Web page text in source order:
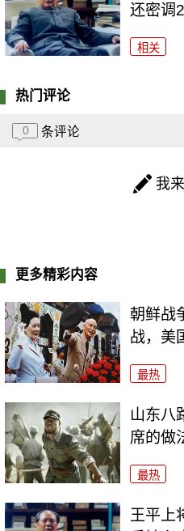
还密调
相关
热门评论
0 条评论
我
更多精彩内容
朝鲜战
战，美
最热
山东八
席的做
最热
王平上